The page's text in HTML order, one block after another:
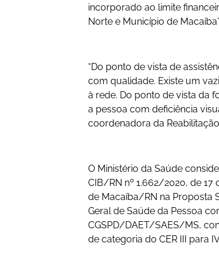
incorporado ao limite
Norte e Município de
“Do ponto de vista de
com qualidade. Existe um
à rede. Do ponto de vista da
a pessoa com deficiência
coordenadora da
O Ministério da Saúde
CIB/RN nº 1.662/2020, de
de Macaíba/RN na Proposta
Geral de Saúde da Pessoa
CGSPD/DAET/SAES/MS,
de categoria do CER III para